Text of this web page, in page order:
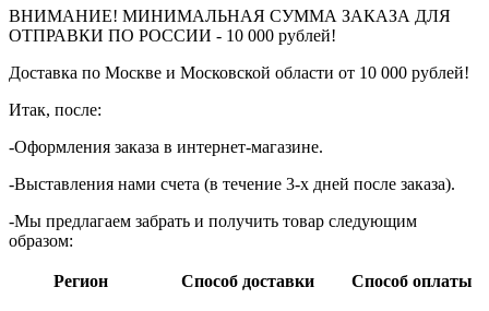
ВНИМАНИЕ! МИНИМАЛЬНАЯ СУММА ЗАКАЗА ДЛЯ
ОТПРАВКИ ПО РОССИИ - 10 000 рублей!
Доставка по Москве и Московской области от 10 000 рублей!
Итак, после:
-Оформления заказа в интернет-магазине.
-Выставления нами счета (в течение 3-х дней после заказа).
-Мы предлагаем забрать и получить товар следующим
образом:
Регион Способ доставки Способ оплаты